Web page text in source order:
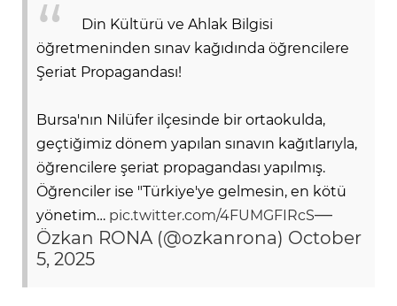
Din Kültürü ve Ahlak Bilgisi
öğretmeninden sınav kağıdında öğrencilere
Şeriat Propagandası!
Bursa'nın Nilüfer ilçesinde bir ortaokulda,
geçtiğimiz dönem yapılan sınavın kağıtlarıyla,
öğrencilere şeriat propagandası yapılmış.
Öğrenciler ise "Türkiye'ye gelmesin, en kötü
yönetim… pic.twitter.com/4FUMGFIRcS—
Özkan RONA (@ozkanrona) October
5, 2025